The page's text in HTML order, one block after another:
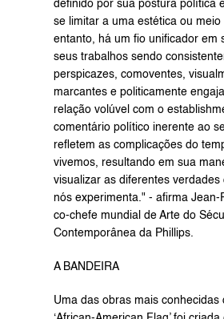
definido por sua postura política
se limitar a uma estética ou meio
entanto, há um fio unificador em
seus trabalhos sendo
perspicazes, comoventes,
marcantes e politicamente
relação volúvel com o
comentário político inerente ao
refletem as complicações do
vivemos, resultando em sua
visualizar as diferentes verdades
nós experimenta." - afirma Jean-
co-chefe mundial de Arte do
Contemporânea da Phillips.
A BANDEIRA
Uma das obras mais conhecidas